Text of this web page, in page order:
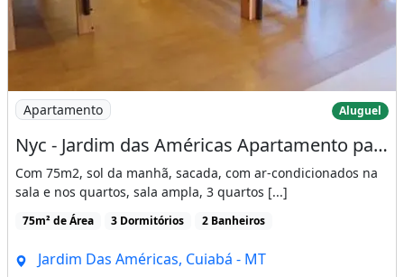
Imagem: Nyc - Jardim das Américas Apartamento
Apartamento Aluguel
Nyc - Jardim das Américas Apartamento para Locação, 75M², 3 Quartos - Jardim Das
Com 75m2, sol da manhã, sacada, com ar-condicionados na
sala e nos quartos, sala ampla, 3 quartos [...]
75m² de Área 3 Dormitórios 2 Banheiros
Jardim Das Américas, Cuiabá - MT